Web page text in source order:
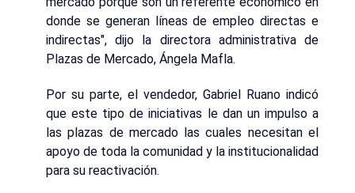
donde se generan líneas de empleo directas e
indirectas", dijo la directora administrativa de
Plazas de Mercado, Ángela Mafla.
Por su parte, el vendedor, Gabriel Ruano indicó
que este tipo de iniciativas le dan un impulso a
las plazas de mercado las cuales necesitan el
apoyo de toda la comunidad y la institucionalidad
para su reactivación.